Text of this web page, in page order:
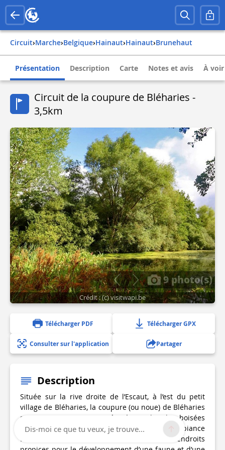
Circuit› Marche› belgique› hainaut› hainaut› brunehaut
Présentation Description Carte Notes et avis À
Circuit de la coupure de Bléharies -
3,5km
9 photo(s)
Crédit : (c) visitwapi.be
Télécharger PDF Télécharger GPX
Consulter sur l'application Partager
Description
Située sur la rive droite de l’Escaut, à l’est du petit
village de Bléharies, la coupure (ou noue) de Bléharies
serpente entre prairies pâturées et bandes boisées
qui lui confèrent, par endroits, une ambiance
forestière. Ces anciens méandres sont des endroits
Dis-moi ce que tu veux, je trouve...